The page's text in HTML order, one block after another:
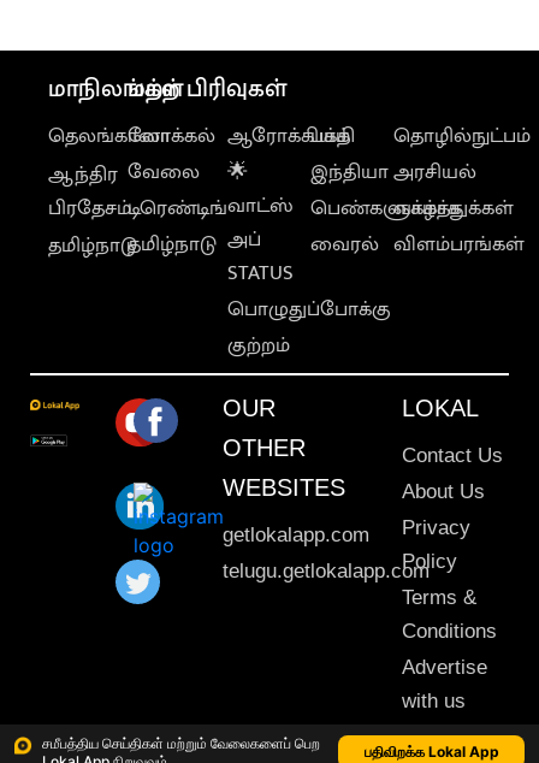
சமீபத்திய செய்திகள் மற்றும் வேலைகளைப் பெற
பதிவிறக்க Lokal App
மாநிலங்கள்
தெலங்கானா
ஆந்திர
பிரதேசம்
தமிழ்நாடு
மற்ற பிரிவுகள்
லோக்கல்
வேலை
டிரெண்டிங்
தமிழ்நாடு
ஆரோக்கியம்
🌟
வாட்ஸ்
அப்
STATUS
பொழுதுப்போக்கு
குற்றம்
பக்தி
இந்தியா
பெண்களுக்காக
வைரல்
தொழில்நுட்பம்
அரசியல்
வாழ்த்துக்கள்
விளம்பரங்கள்
OUR
OTHER
WEBSITES
getlokalapp.com
telugu.getlokalapp.com
LOKAL
Contact Us
About Us
Privacy
Policy
Terms &
Conditions
Advertise
with us
Sitemap
This material may not be published, transmitted, rewritten or redistributed. © 2020 Lokal App. All rights reserved.